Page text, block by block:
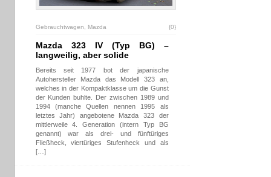
Gebrauchtwagen Mazda {0}
Mazda 323 IV (Typ BG) –
langweilig, aber solide
Bereits seit 1977 bot der japanische
Autohersteller Mazda das Modell 323 an,
welches in der Kompaktklasse um die Gunst
der Kunden buhlte. Der zwischen 1989 und
1994 (manche Quellen nennen 1995 als
letztes Jahr) angebotene Mazda 323 der
mittlerweile 4. Generation (intern Typ BG
genannt) war als drei- und fünftüriges
Fließheck, viertüriges Stufenheck und als
[…]